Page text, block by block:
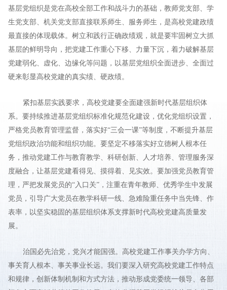
基层党组织是党在高校全部工作和战斗力的基础，教师党支部、学
生党支部、机关党支部直接联系师生、服务师生，是高校党建政绩
最直接的体现载体。树立和践行正确政绩观，就是要牢固树立大抓
基层的鲜明导向，把党建工作重心下移、力量下沉，着力破解基层
党建弱化、虚化、边缘化等问题，以基层党组织全面进步、全面过
硬来彰显高校党建的真实绩、硬政绩。
紧扣基层实践要求，高校党建要全面建强新时代基层组织体
系。要持续推进基层党组织标准化规范化建设，优化党组织设置，
严格党员教育管理监督，落实好“三会一课”等制度，不断提升基层
党组织政治功能和组织功能。要坚定不移落实好立德树人根本任
务，推动党建工作与教育教学、科研创新、人才培养、管理服务深
度融合，让基层党建看得见、摸得着、见实效。要加强党员教育管
理，严把发展党员的“入口关”，注重在青年教师、优秀学生中发展
党员，引导广大党员在教学科研一线、急难险重任务中当先锋、作
表率，以坚实稳固的基层组织体系支撑新时代高校党建高质量发
展。
治国必先治党，党兴才能国强。高校党建工作事关办学方向、
事关育人根本、事关事业长远。我们要深入研究高校党建工作特点
和规律，创新体制机制和方式方法，推动形成党委统一领导、各部